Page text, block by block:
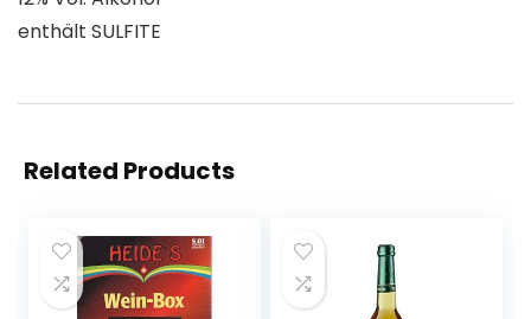
enthält SULFITE
Related Products